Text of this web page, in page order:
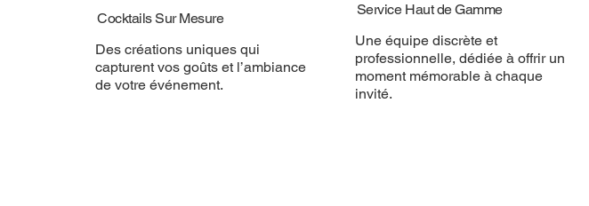
Cocktails Sur Mesure
Des créations uniques qui
capturent vos goûts et l’ambiance
de votre événement.
Service Haut de Gamme
Une équipe discrète et
professionnelle, dédiée à offrir un
moment mémorable à chaque
invité.